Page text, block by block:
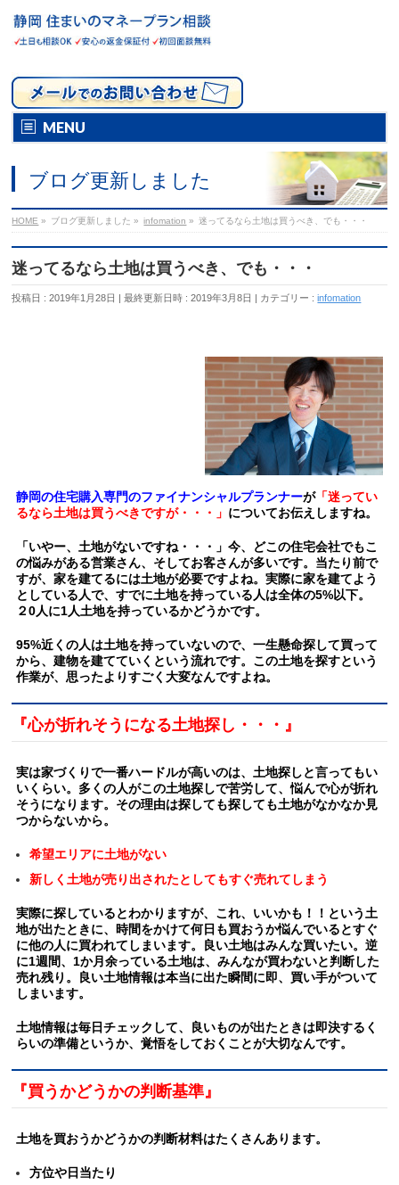
MENU
ブログ更新しました
HOME » ブログ更新しました » infomation » 迷ってるなら土地は買うべき、でも・・・
迷ってるなら土地は買うべき、でも・・・
投稿日 : 2019年1月28日 最終更新日時 : 2019年3月8日 カテゴリー :infomation
静岡の住宅購入専門のファイナンシャルプランナーが「迷ってい
るなら土地は買うべきですが・・・」 についてお伝えしますね。
「いやー、土地がないですね・・・」今、どこの住宅会社でもこ
の悩みがある営業さん、そしてお客さんが多いです。当たり前で
すが、家を建てるには土地が必要ですよね。実際に家を建てよう
としている人で、すでに土地を持っている人は全体の5%以下。
２0人に1人土地を持っているかどうかです。
95%近くの人は土地を持っていないので、一生懸命探して買って
から、建物を建てていくという流れです。この土地を探すという
作業が、思ったよりすごく大変なんですよね。
『心が折れそうになる土地探し・・・』
実は家づくりで一番ハードルが高いのは、土地探しと言ってもい
いくらい。多くの人がこの土地探しで苦労して、悩んで心が折れ
そうになります。その理由は探しても探しても土地がなかなか見
つからないから。
希望エリアに土地がない
新しく土地が売り出されたとしてもすぐ売れてしまう
実際に探しているとわかりますが、これ、いいかも！！という土
地が出たときに、時間をかけて何日も買おうか悩んでいるとすぐ
に他の人に買われてしまいます。 良い土地はみんな買いたい。逆
に1週間、1か月余っている土地は、みんなが買わないと判断した
売れ残り。良い土地情報は本当に出た瞬間に即、買い手がついて
しまいます。
土地情報は毎日チェックして、良いものが出たときは即決するく
らいの準備というか、覚悟をしておくことが大切なんです。
『買うかどうかの判断基準』
土地を買おうかどうかの判断材料はたくさんあります。
方位や日当たり